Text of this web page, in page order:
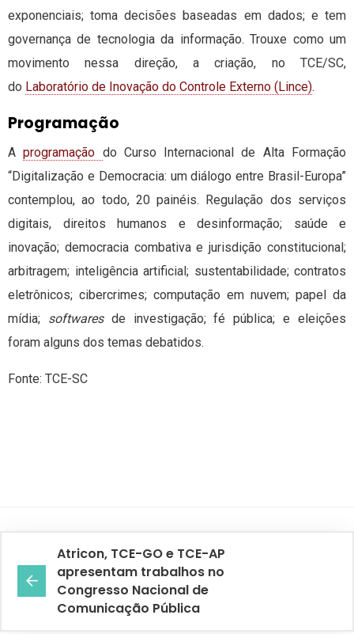
exponenciais; toma decisões baseadas em dados; e tem
governança de tecnologia da informação. Trouxe como um
movimento nessa direção, a criação, no TCE/SC,
do Laboratório de Inovação do Controle Externo (Lince).
Programação
Aprogramação do Curso Internacional de Alta Formação
“Digitalização e Democracia: um diálogo entre Brasil-Europa”
contemplou, ao todo, 20 painéis. Regulação dos serviços
digitais, direitos humanos e desinformação; saúde e
inovação; democracia combativa e jurisdição constitucional;
arbitragem; inteligência artificial; sustentabilidade; contratos
eletrônicos; cibercrimes; computação em nuvem; papel da
mídia; softwares de investigação; fé pública; e eleições
foram alguns dos temas debatidos.
Fonte: TCE-SC
Atricon, TCE-GO e TCE-AP
apresentam trabalhos no
Congresso Nacional de
Comunicação Pública